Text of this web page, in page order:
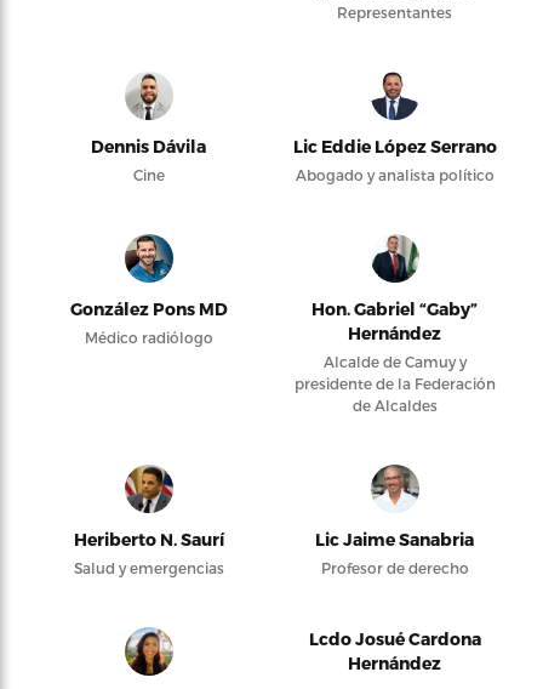
Representantes
Dennis Dávila
Cine
Lic Eddie López Serrano
Abogado y analista político
González Pons MD
Médico radiólogo
Hon. Gabriel “Gaby”
Hernández
Alcalde de Camuy y
presidente de la Federación
de Alcaldes
Heriberto N. Saurí
Salud y emergencias
Lic Jaime Sanabria
Profesor de derecho
Lcdo Josué Cardona
Hernández